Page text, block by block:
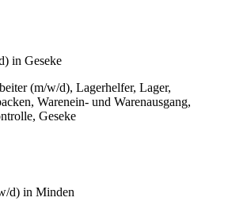
in Geseke
(m/w/d), Lagerhelfer, Lager,
Warenein- und Warenausgang,
Geseke
d) in Minden